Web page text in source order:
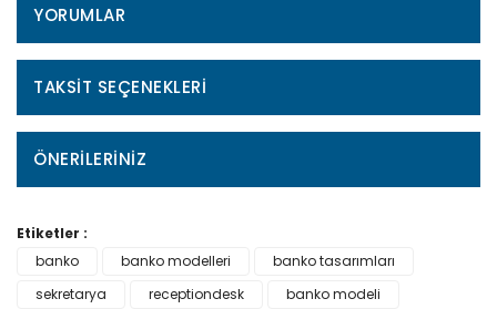
YORUMLAR
TAKSIT SEÇENEKLERI
ÖNERILERINIZ
Etiketler :
banko
banko modelleri
banko tasarımları
sekretarya
receptiondesk
banko modeli